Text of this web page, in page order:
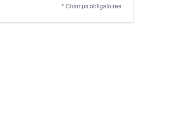
* Champs obligatoires